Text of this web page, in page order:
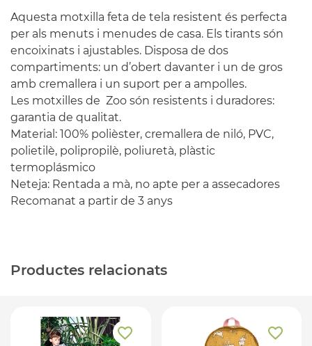
Aquesta motxilla feta de tela resistent és perfecta
per als menuts i menudes de casa. Els tirants són
encoixinats i ajustables. Disposa de dos
compartiments: un d’obert davanter i un de gros
amb cremallera i un suport per a ampolles.
Les motxilles de Zoo són resistents i duradores:
garantia de qualitat.
Material: 100% polièster, cremallera de niló, PVC,
polietilè, polipropilè, poliuretà, plàstic
termoplásmico
Neteja: Rentada a mà, no apte per a assecadores
Recomanat a partir de 3 anys
Productes relacionats